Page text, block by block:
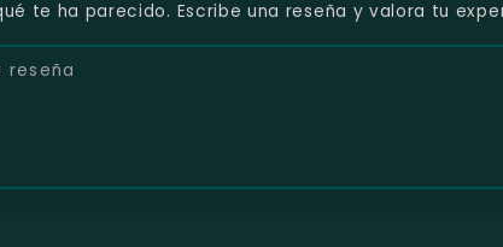
te ha parecido. Escribe una reseña y valora tu